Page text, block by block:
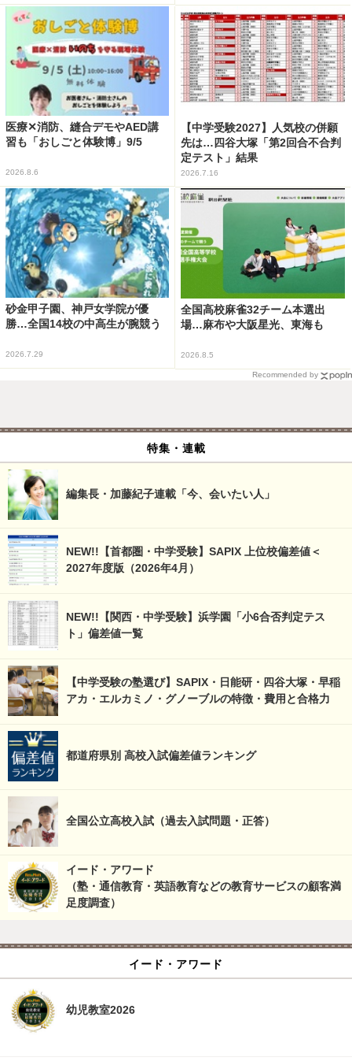
医療✕消防、縫合デモやAED講
習も「おしごと体験博」9/5
2026.8.6
【中学受験2027】人気校の併願
先は…四谷大塚「第2回合不合判
定テスト」結果
2026.7.16
砂金甲子園、神戸女学院が優
勝…全国14校の中高生が腕競う
2026.7.29
全国高校麻雀32チーム本選出
場…麻布や大阪星光、東海も
2026.8.5
Recommended by
特集・連載
編集長・加藤紀子連載「今、会いたい人」
NEW!!【首都圏・中学受験】SAPIX 上位校偏差値＜
2027年度版（2026年4月）
NEW!!【関西・中学受験】浜学園「小6合否判定テス
ト」偏差値一覧
【中学受験の塾選び】SAPIX・日能研・四谷大塚・早稲
アカ・エルカミノ・グノーブルの特徴・費用と合格力
都道府県別 高校入試偏差値ランキング
全国公立高校入試（過去入試問題・正答）
イード・アワード
（塾・通信教育・英語教育などの教育サービスの顧客満
足度調査）
イード・アワード
幼児教室2026